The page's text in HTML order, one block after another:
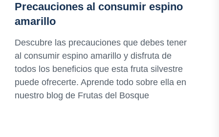
Precauciones al consumir espino
amarillo
Descubre las precauciones que debes tener
al consumir espino amarillo y disfruta de
todos los beneficios que esta fruta silvestre
puede ofrecerte. Aprende todo sobre ella en
nuestro blog de Frutas del Bosque